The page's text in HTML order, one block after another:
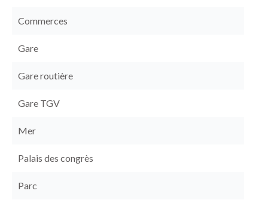
Commerces
Gare
Gare routière
Gare TGV
Mer
Palais des congrès
Parc